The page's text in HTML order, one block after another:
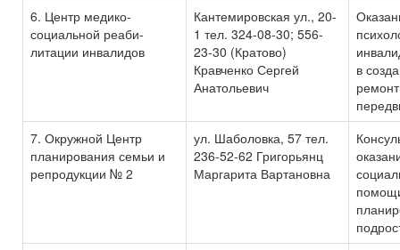
6. Центр медико-
социальной реаби-
литации инвалидов
Кантемировская ул., 20-
1 тел. 324-08-30; 556-
23-30 (Кратово)
Кравченко Сергей
Анатольевич
в
7. Окружной Центр
планирования семьи и
репродукции № 2
ул. Шаболовка, 57 тел.
236-52-62 Григорьянц
Маргарита Вартановна